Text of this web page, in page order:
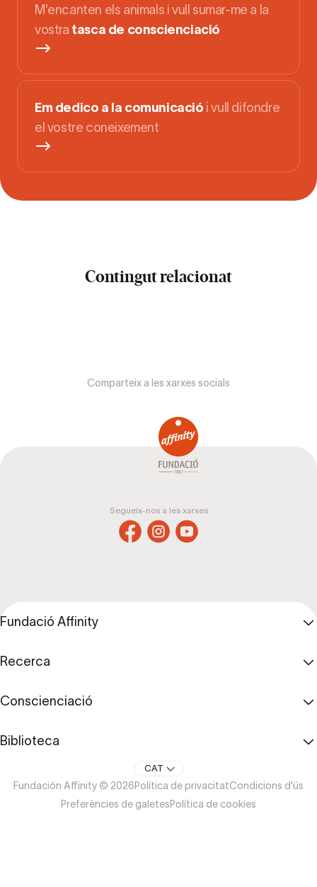
M'encanten els animals i vull sumar-me a la
vostra tasca de conscienciació
Em dedico a la comunicació i vull difondre
el vostre coneixement
Contingut relacionat
Comparteix a les xarxes socials
Segueix-nos a les xarxes
Fundació Affinity
Recerca
Conscienciació
Biblioteca
CAT
Fundación Affinity © 2026Política de privacitatCondicions d'ús
Preferències de galetesPolítica de cookies